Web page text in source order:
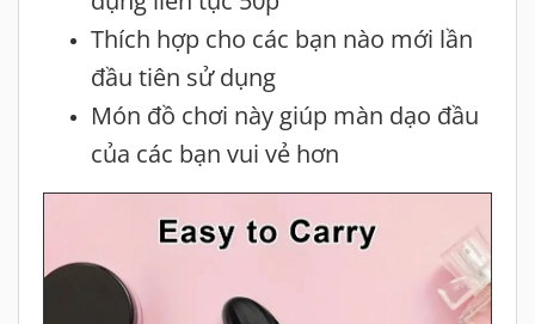
Thích hợp cho các bạn nào mới lần
đầu tiên sử dụng
Món đồ chơi này giúp màn dạo đầu
của các bạn vui vẻ hơn